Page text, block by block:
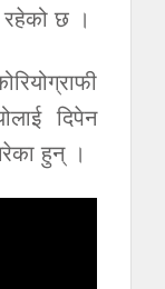
छ ।
दिपेन
हुन् ।